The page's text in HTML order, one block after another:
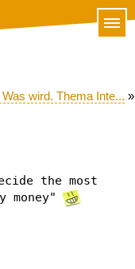
wird. Thema Inte... »
the most
money"